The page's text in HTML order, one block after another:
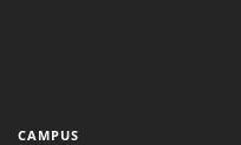
CAMPUS